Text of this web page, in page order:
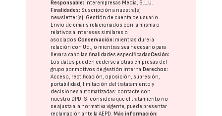
Responsable: Interempresas Media, S.L.U.
Finalidades: Suscripción a nuestra(s)
newsletter(s). Gestión de cuenta de usuario.
Envío de emails relacionados con la misma o
relativos a intereses similares o
asociados.Conservación: mientras dure la
relación con Ud., o mientras sea necesario para
llevar a cabo las finalidades especificadasCesión:
Los datos pueden cederse a otras empresas del
grupo por motivos de gestión interna. Derechos:
Acceso, rectificación, oposición, supresión,
portabilidad, limitación del tratatamiento y
decisiones automatizadas: contacte con
nuestro DPD. Si considera que el tratamiento no
se ajusta a la normativa vigente, puede presentar
reclamación ante laAEPD. Más información: